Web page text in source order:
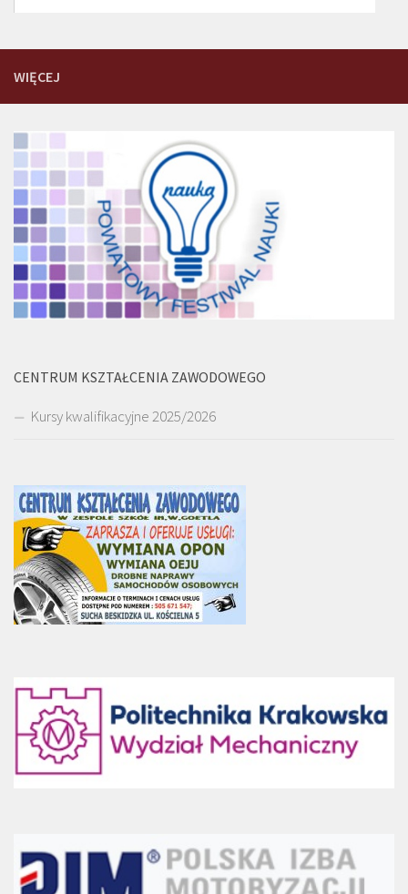
WIĘCEJ
CENTRUM KSZTAŁCENIA ZAWODOWEGO
Kursy kwalifikacyjne 2025/2026